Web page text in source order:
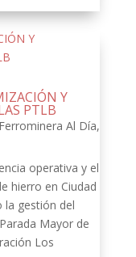
Y
PTLB
Ferrominera Al Día,
operativa y el
hierro en Ciudad
la gestión del
Mayor de
Los